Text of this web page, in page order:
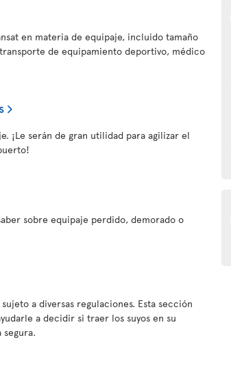
en materia de equipaje, incluido tamaño
de equipamiento deportivo, médico
¡Le serán de gran utilidad para agilizar el
sobre equipaje perdido, demorado o
a diversas regulaciones. Esta sección
a decidir si traer los suyos en su